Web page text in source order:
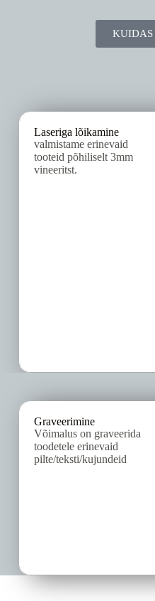
KUIDAS
Laseriga lõikamine
valmistame erinevaid
tooteid põhiliselt 3mm
vineeritst.
Graveerimine
Võimalus on graveerida
toodetele erinevaid
pilte/teksti/kujundeid